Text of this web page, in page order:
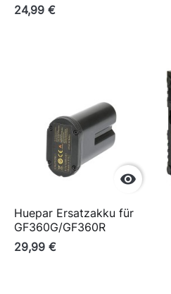
24,99 €

Huepar Ersatzakku für
GF360G/GF360R
29,99 €